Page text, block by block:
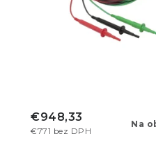
Na
€771 bez DPH
€948,33